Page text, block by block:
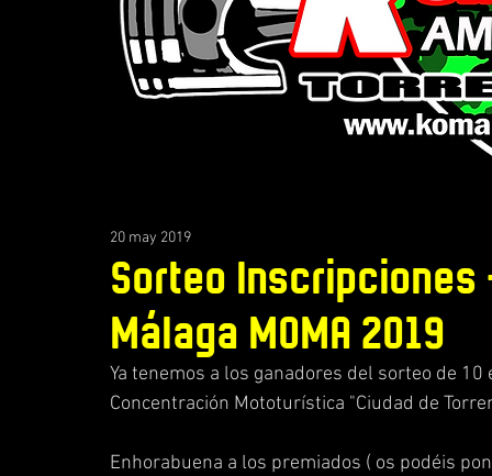
Sorteo Inscripciones
Málaga MOMA 2019
20 may 2019
Ya tenemos a los ganadores del sorteo de
Concentración Mototurística "Ciudad de
Enhorabuena a los premiados ( os podéis